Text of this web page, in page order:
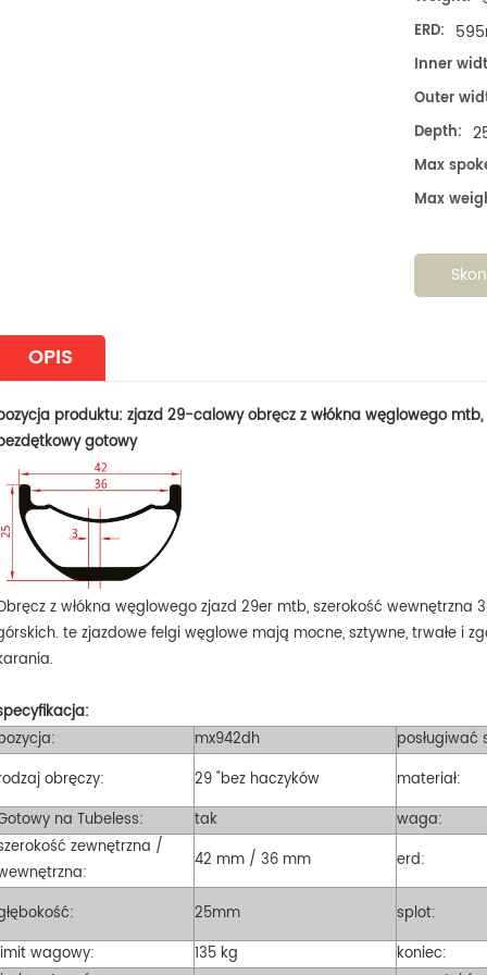
waga 365g, ERD
i 3 mm asymetryczny profil
super lekka waga 365 g,
dla rowerzysty XC, który
ale lekkich
kół rowerowych XC 29er.
wyścigach, z 24 mm szerokością
większych rowerzystów.
ERD:
Inner
Outer
Depth:
Max
Max
OPIS
produktu: zjazd 29-calowy obręcz z włókna węglowego
gotowy
z włókna węglowego zjazd 29er mtb, szerokość wewnętrzna
te zjazdowe felgi węglowe mają mocne, sztywne, trwałe i
mx942dh posługiwać
obręczy:
29 "bez haczyków materiał:
na Tubeless:
tak waga:
zewnętrzna /
42 mm / 36 mm erd:
25mm splot:
wagowy:
135 kg koniec: